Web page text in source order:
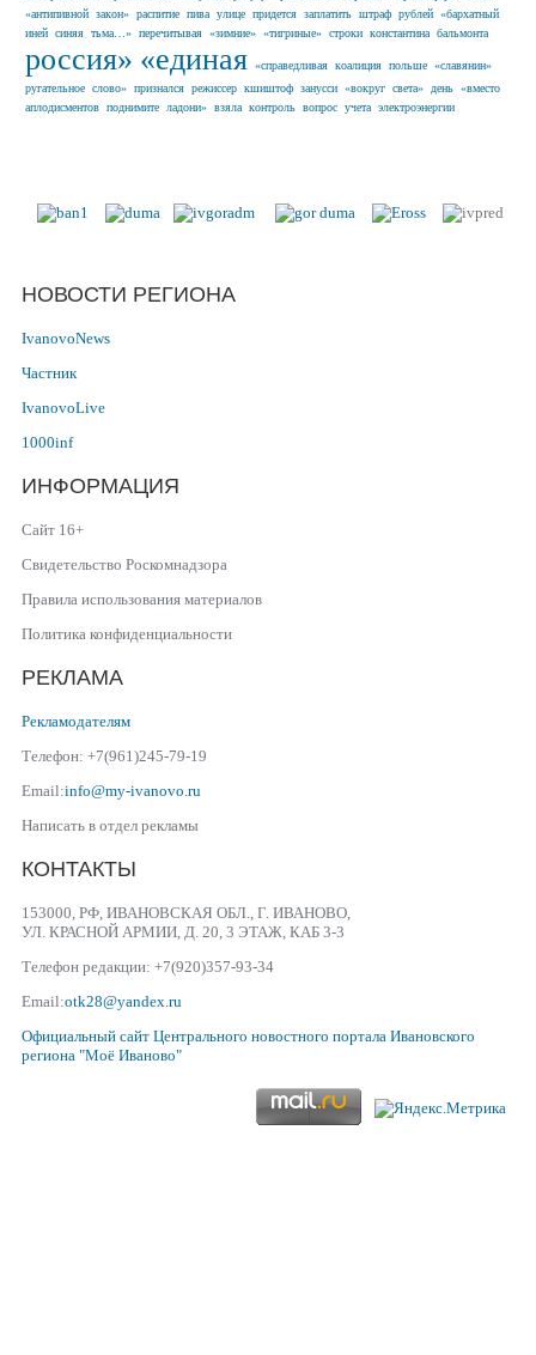
«антипивной закон» распитие пива улице придется заплатить штраф рублей «бархатный
иней синяя тьма…» перечитывая «зимние» «тигриные» строки константина бальмонта
россия» «единая «справедливая коалиция польше «славянин»
ругательное слово» признался режиссер кшиштоф занусси «вокруг света» день «вместо
аплодисментов поднимите ладони» взяла контроль вопрос учета электроэнергии
НОВОСТИ РЕГИОНА
IvanovoNews
Частник
IvanovoLive
1000inf
ИНФОРМАЦИЯ
Сайт 16+
Свидетельство Роскомнадзора
Правила использования материалов
Политика конфиденциальности
РЕКЛАМА
Рекламодателям
Телефон: +7(961)245-79-19
Email:info@my-ivanovo.ru
Написать в отдел рекламы
КОНТАКТЫ
153000, РФ, ИВАНОВСКАЯ ОБЛ., Г. ИВАНОВО,
УЛ. КРАСНОЙ АРМИИ, Д. 20, 3 ЭТАЖ, КАБ 3-3
Телефон редакции: +7(920)357-93-34
Email:otk28@yandex.ru
Официальный сайт Центрального новостного портала Ивановского
региона "Моё Иваново"